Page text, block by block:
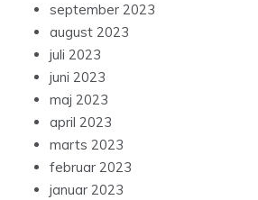
september 2023
august 2023
juli 2023
juni 2023
maj 2023
april 2023
marts 2023
februar 2023
januar 2023